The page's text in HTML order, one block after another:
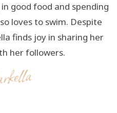
good food and spending
loves to swim. Despite
finds joy in sharing her
her followers.